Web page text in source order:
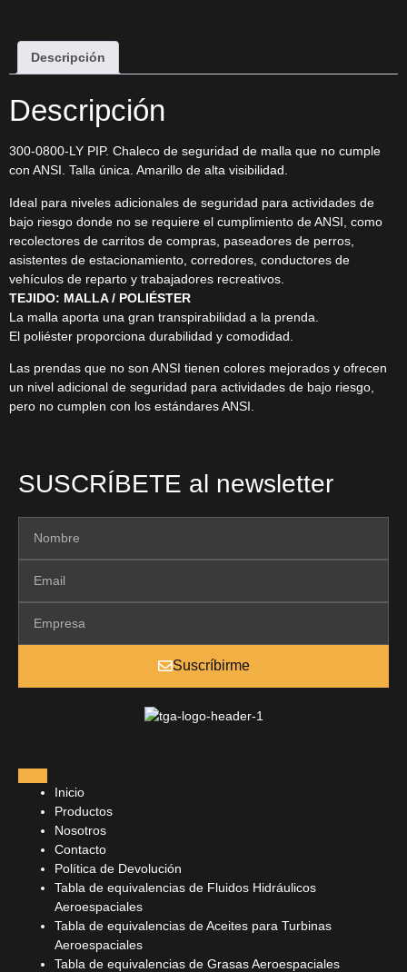
Descripción
Descripción
300-0800-LY PIP. Chaleco de seguridad de malla que no cumple
con ANSI. Talla única. Amarillo de alta visibilidad.
Ideal para niveles adicionales de seguridad para actividades de
bajo riesgo donde no se requiere el cumplimiento de ANSI, como
recolectores de carritos de compras, paseadores de perros,
asistentes de estacionamiento, corredores, conductores de
vehículos de reparto y trabajadores recreativos.
TEJIDO: MALLA / POLIÉSTER
La malla aporta una gran transpirabilidad a la prenda.
El poliéster proporciona durabilidad y comodidad.
Las prendas que no son ANSI tienen colores mejorados y ofrecen
un nivel adicional de seguridad para actividades de bajo riesgo,
pero no cumplen con los estándares ANSI.
SUSCRÍBETE al newsletter
Suscríbirme
Inicio
Productos
Nosotros
Contacto
Política de Devolución
Tabla de equivalencias de Fluidos Hidráulicos
Aeroespaciales
Tabla de equivalencias de Aceites para Turbinas
Aeroespaciales
Tabla de equivalencias de Grasas Aeroespaciales